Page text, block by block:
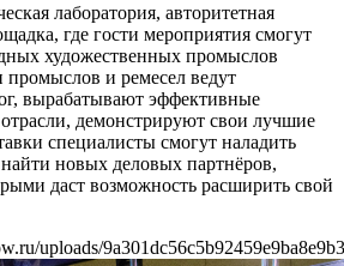
лаборатория, авторитетная
где гости мероприятия смогут
художественных промыслов
промыслов и ремесел ведут
вырабатывают эффективные
демонстрируют свои лучшие
специалисты смогут наладить
новых деловых партнёров,
даст возможность расширить свой
uploads/